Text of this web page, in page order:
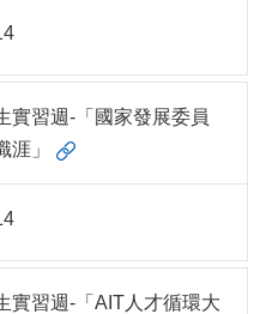
實習週-「國家發展委員
涯」
實習週-「AIT人才循環大